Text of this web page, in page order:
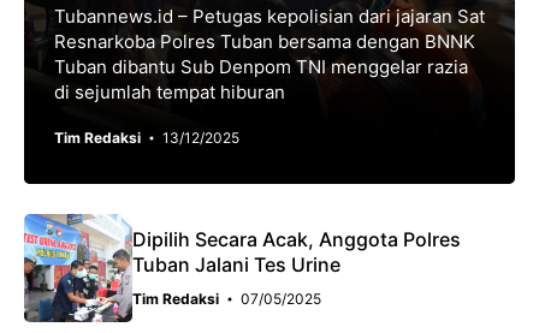
Tubannews.id – Petugas kepolisian dari jajaran Sat
Resnarkoba Polres Tuban bersama dengan BNNK
Tuban dibantu Sub Denpom TNI menggelar razia
di sejumlah tempat hiburan
Tim Redaksi 13/12/2025
Dipilih Secara Acak, Anggota Polres
Tuban Jalani Tes Urine
Tim Redaksi 07/05/2025